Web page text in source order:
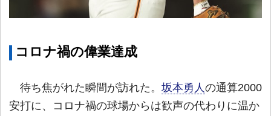
コロナ禍の偉業達成
待ち焦がれた瞬間が訪れた。 坂本勇人の通算2000
安打に、コロナ禍の球場からは歓声の代わりに温か